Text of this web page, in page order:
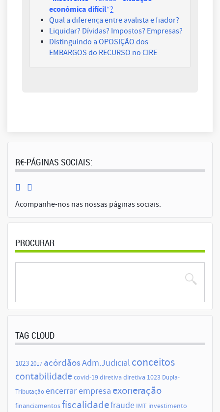
económica difícil“?
Qual a diferença entre avalista e fiador?
Liquidar? Dívidas? Impostos? Empresas?
Distinguindo a OPOSIÇÃO dos
EMBARGOS do RECURSO no CIRE
R€-PÁGINAS SOCIAIS:
Acompanhe-nos nas nossas páginas sociais.
PROCURAR
TAG CLOUD
10232017 acórdãosAdm.Judicial conceitos
contabilidade covid-19diretiva diretiva 1023 Dupla-
Tributaçãoencerrar empresa exoneração
financiamentosfiscalidadefraude IMT investimento